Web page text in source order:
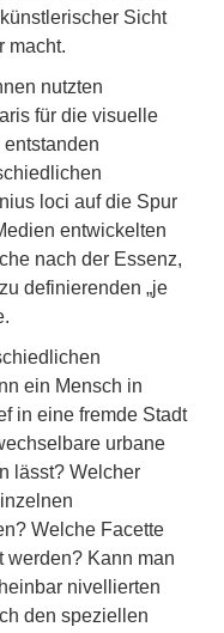
Sicht
macht.
nutzten
für die visuelle
loci auf die Spur
entwickelten
nach der Essenz,
definierenden „je
ein Mensch in
in eine fremde Stadt
urbane
lässt? Welcher
Welche Facette
werden? Kann man
nivellierten
den speziellen